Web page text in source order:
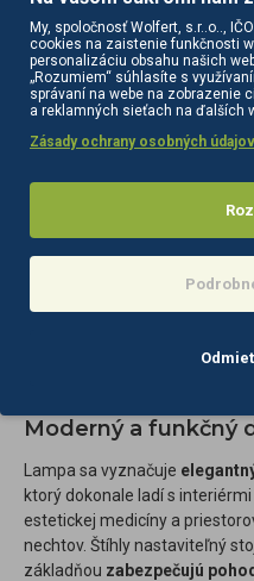
Súčasťou súpravy jedržiak
stabilne a esteticky
Uľahčuje tiež nahrávanie
ste mohli zábery neskôr
zaujímavé a rozmanité
Moderný a funkčný
Lampa sa vyznačuje
ktorý dokonale ladí s
estetickej medicíny a
nechtov. Štíhly nastaviteľný
základňou zabezpečujú
My, spoločnosť Wolfert, s.r..o..,
cookies na zaistenie funkčnosti
personalizáciu obsahu našich
„Rozumiem“ súhlasíte s
správaní na webe na zobrazenie
a reklamných sieťach na ďalších
Zásady ochrany osobných údajov